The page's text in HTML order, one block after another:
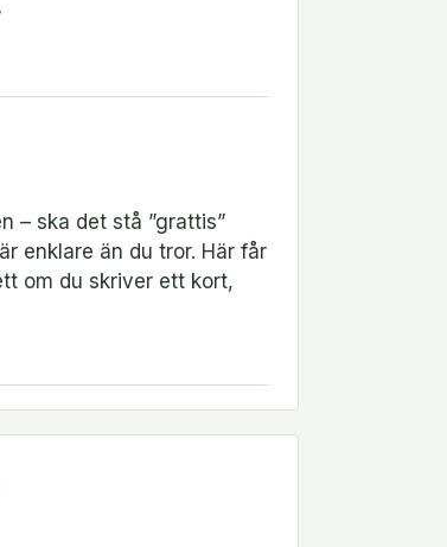
– ska det stå ”grattis”
enklare än du tror. Här får
om du skriver ett kort,